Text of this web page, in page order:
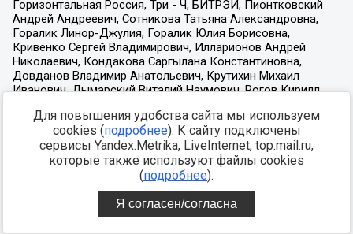
Для повышения удобства сайта мы используем
cookies (подробнее). К сайту подключены
сервисы Yandex.Metrika, LiveInternet, top.mail.ru,
которые также используют файлы cookies
(подробнее).
Я согласен/согласна